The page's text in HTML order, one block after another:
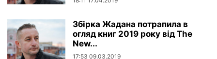
Збірка Жадана потрапила в
огляд книг 2019 року від The
New...
17:53 09.03.2019